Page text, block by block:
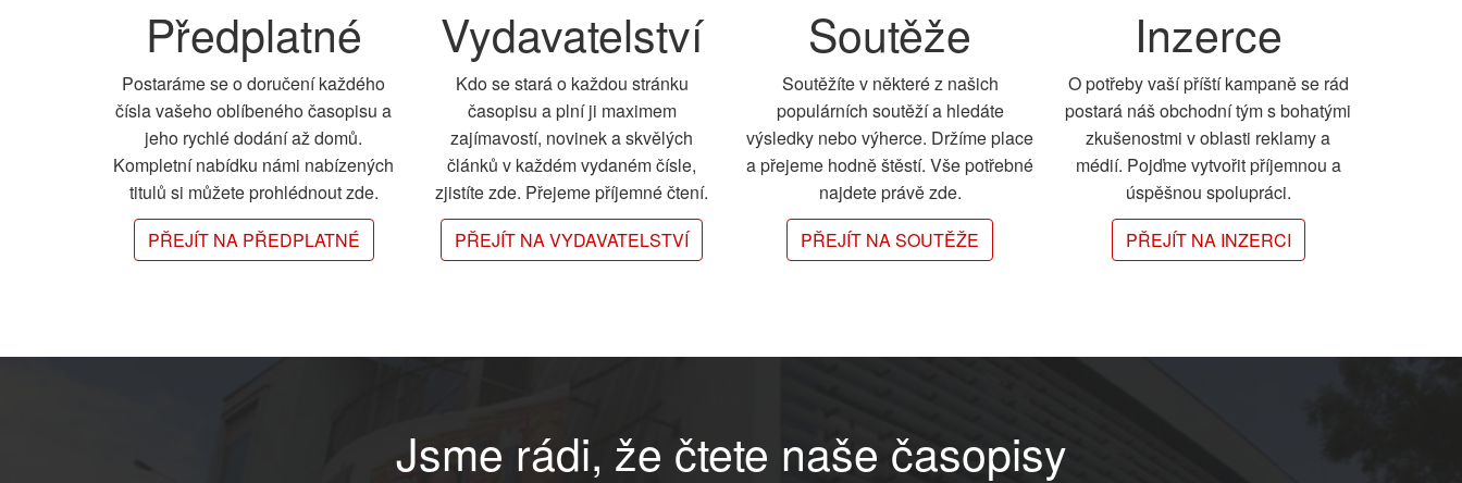
Předplatné
Postaráme se o doručení každého
čísla vašeho oblíbeného časopisu a
jeho rychlé dodání až domů.
Kompletní nabídku námi nabízených
titulů si můžete prohlédnout zde.
PŘEJÍT NA PŘEDPLATNÉ
Vydavatelství
Kdo se stará o každou stránku
časopisu a plní ji maximem
zajímavostí, novinek a skvělých
článků v každém vydaném čísle,
zjistíte zde. Přejeme příjemné čtení.
PŘEJÍT NA VYDAVATELSTVÍ
Soutěže
Soutěžíte v některé z našich
populárních soutěží a hledáte
výsledky nebo výherce. Držíme place
a přejeme hodně štěstí. Vše potřebné
najdete právě zde.
PŘEJÍT NA SOUTĚŽE
Inzerce
O potřeby vaší příští kampaně se rád
postará náš obchodní tým s bohatými
zkušenostmi v oblasti reklamy a
médií. Pojďme vytvořit příjemnou a
úspěšnou spolupráci.
PŘEJÍT NA INZERCI
Jsme rádi, že čtete naše časopisy